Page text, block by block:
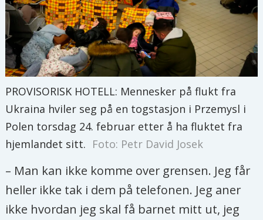
PROVISORISK HOTELL: Mennesker på flukt fra
Ukraina hviler seg på en togstasjon i Przemysl i
Polen torsdag 24. februar etter å ha fluktet fra
hjemlandet sitt. Foto: Petr David Josek
– Man kan ikke komme over grensen. Jeg får
heller ikke tak i dem på telefonen. Jeg aner
ikke hvordan jeg skal få barnet mitt ut, jeg